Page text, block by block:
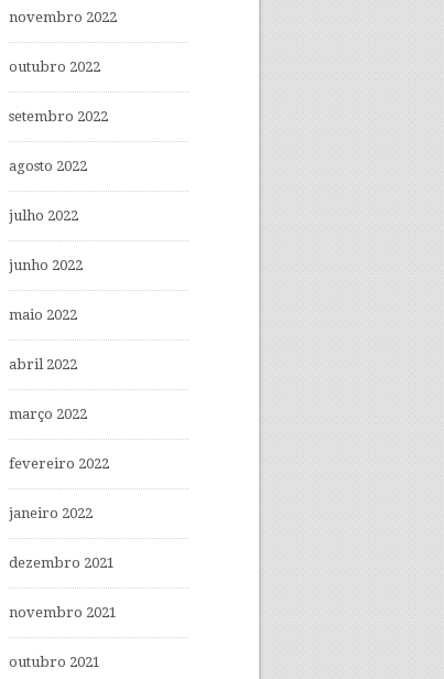
novembro 2022
outubro 2022
setembro 2022
agosto 2022
julho 2022
junho 2022
maio 2022
abril 2022
março 2022
fevereiro 2022
janeiro 2022
dezembro 2021
novembro 2021
outubro 2021